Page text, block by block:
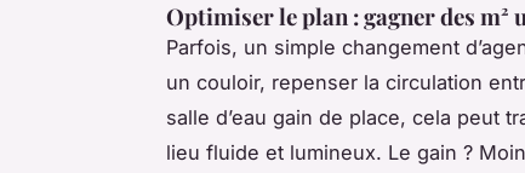
Optimiser le plan : gagner des m²
Parfois, un simple changement
un couloir, repenser la circulation
salle d’eau gain de place, cela peut
lieu fluide et lumineux. Le gain ?